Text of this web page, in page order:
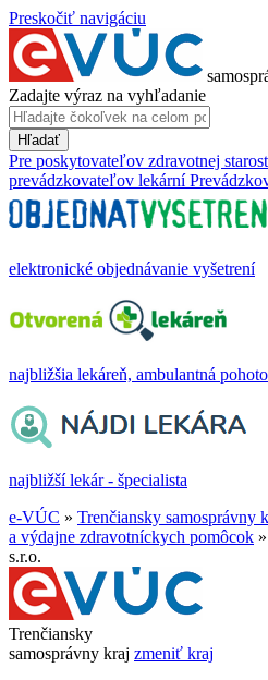
Preskočiť navigáciu
Zadajte výraz na vyhľadanie
Hľadať
Pre poskytovateľov zdravotnej
prevádzkovateľov lekární
elektronické objednávanie vyšetrení
najbližšia lekáreň, ambulantná
najbližší lekár - špecialista
e-VÚC » Trenčiansky samosprávny
a výdajne zdravotníckych pomôcok »
s.r.o.
Trenčiansky
samosprávny kraj zmeniť kraj